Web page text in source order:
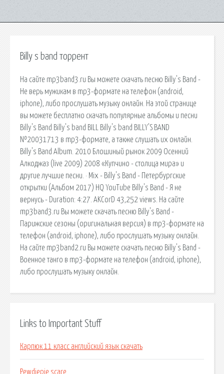
Billy s band торрент
На сайте mp3band3.ru Вы можете скачать песню Billy's Band -
Не верь мужикам в mp3-формате на телефон (android,
iphone), либо прослушать музыку онлайн. На этой странице
вы можете бесплатно скачать популярные альбомы и песни
Billy's Band Billy's band BILL Billy's band BILLY'S BAND
№20031713 в mp3-формате, а также слушать их онлайн.
Billy's Band Album. 2010 Блошиный рынок 2009 Осенний
Алкоджаз (live 2009) 2008 «Купчино - столица мира» и
другие лучшие песни. · Mix - Billy's Band - Петербургские
открытки (Альбом 2017) HQ YouTube Billy's Band - Я не
вернусь - Duration: 4:27. AKCorD 43,252 views. На сайте
mp3band3.ru Вы можете скачать песню Billy's Band -
Парижские сезоны (оригинальная версия) в mp3-формате на
телефон (android, iphone), либо прослушать музыку онлайн.
На сайте mp3band2.ru Вы можете скачать песню Billy's Band -
Военное танго в mp3-формате на телефон (android, iphone),
либо прослушать музыку онлайн.
Links to Important Stuff
Карпюк 11 класс английский язык скачать
Pewdiepie scare